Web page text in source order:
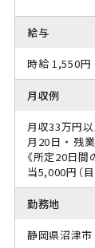
給与
時給 1,550円
月収例
月収33万円
月20日 ・ 残
《所定20日
当5,000円（
勤務地
静岡県沼津市